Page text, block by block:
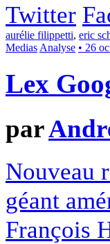
Twitter
aurélie filippetti, eric
MediasAnalyse • 26
Lex
par
Nouveau
géant
François